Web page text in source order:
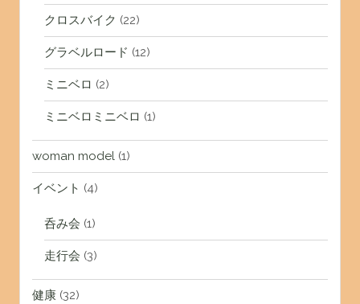
クロスバイク (22)
グラベルロード (12)
ミニベロ (2)
ミニベロミニベロ (1)
woman model(1)
イベント (4)
呑み会 (1)
走行会 (3)
健康(32)